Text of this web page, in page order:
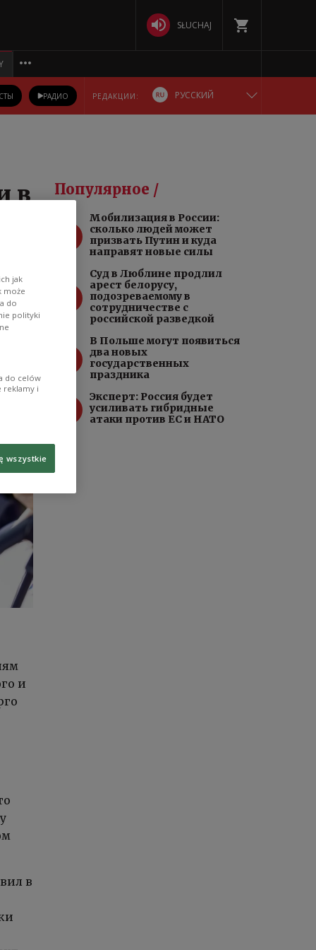
SŁUCHAJ
РАДИО РЕДАКЦИИ: РУССКИЙ
БЕЛАРУСКАЯ
УКРАЇНСЬКА
в
и
в
Популярное /
Мобилизация в России:
сколько людей может
призвать Путин и куда
направят новые силы
Суд в Люблине продлил
арест белорусу,
подозреваемому в
сотрудничестве с
российской разведкой
В Польше могут появиться
два новых
государственных
праздника
Эксперт: Россия будет
усиливать гибридные
атаки против ЕС и НАТО
jak
może
do
polityki
do celów
reklamy i
wszystkie